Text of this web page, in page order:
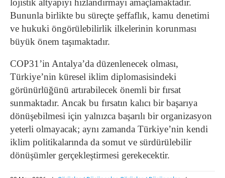
lojistik altyapıyı hızlandırmayı amaçlamaktadır.
Bununla birlikte bu süreçte şeffaflık, kamu denetimi
ve hukuki öngörülebilirlik ilkelerinin korunması
büyük önem taşımaktadır.
COP31’in Antalya’da düzenlenecek olması,
Türkiye’nin küresel iklim diplomasisindeki
görünürlüğünü artırabilecek önemli bir fırsat
sunmaktadır. Ancak bu fırsatın kalıcı bir başarıya
dönüşebilmesi için yalnızca başarılı bir organizasyon
yeterli olmayacak; aynı zamanda Türkiye’nin kendi
iklim politikalarında da somut ve sürdürülebilir
dönüşümler gerçekleştirmesi gerekecektir.